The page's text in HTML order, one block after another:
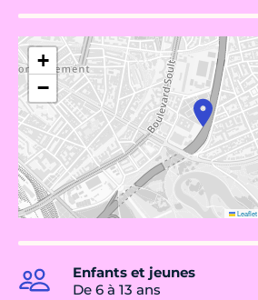
+
−
Leaflet
Enfants et jeunes
De 6 à 13 ans